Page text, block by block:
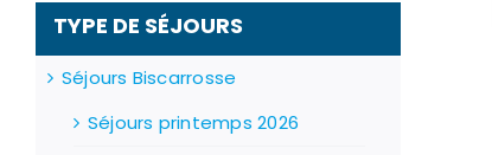
TYPE DE SÉJOURS
Séjours Biscarrosse
Séjours printemps 2026